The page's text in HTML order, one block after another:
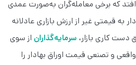
که برخی معامله‌گران به‌صورت عمدی
به قیمتی غیر از ارزش بازاری عادلانه
دست کاری بازار، سرمایه‌گذاران از سوی
و تصنعی قیمت اوراق بهادار را